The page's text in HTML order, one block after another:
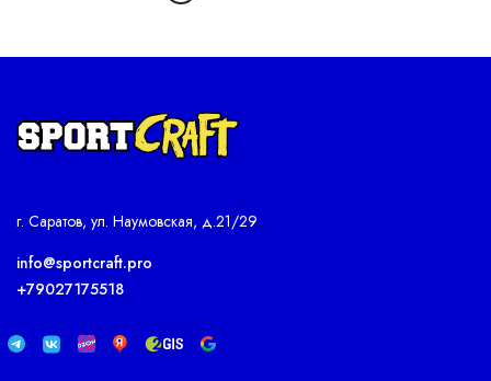
г. Саратов, ул. Наумовская, д.21/29
info@sportcraft.pro
+79027175518